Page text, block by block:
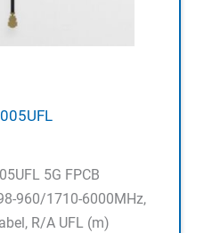
5G FPCB
960/1710-6000MHz,
R/A UFL (m)